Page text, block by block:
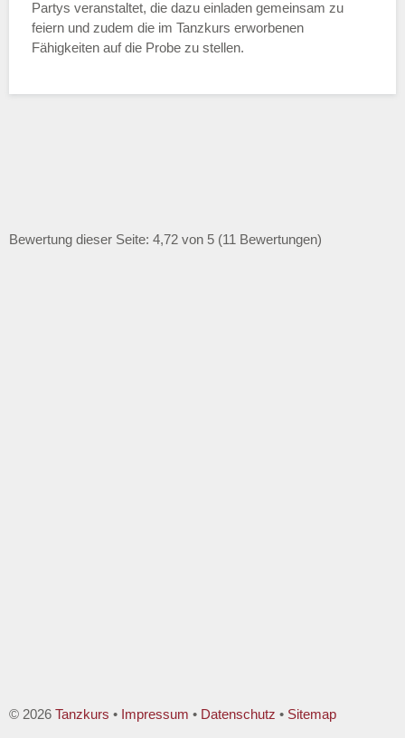
Partys veranstaltet, die dazu einladen gemeinsam zu
feiern und zudem die im Tanzkurs erworbenen
Fähigkeiten auf die Probe zu stellen.
Bewertung dieser Seite: 4,72 von 5 (11 Bewertungen)
© 2026 Tanzkurs • Impressum • Datenschutz • Sitemap